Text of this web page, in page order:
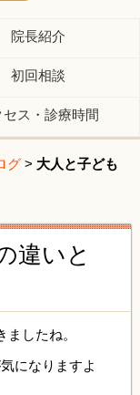
院長紹介
初回相談
セス・診療時間
グ > 大人と子ども
違いと
したね。
になりますよ